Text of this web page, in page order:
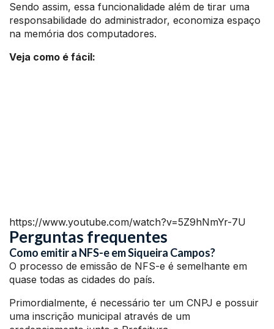
Sendo assim, essa funcionalidade além de tirar uma
responsabilidade do administrador, economiza espaço
na memória dos computadores.
Veja como é fácil:
https://www.youtube.com/watch?v=5Z9hNmYr-7U
Perguntas frequentes
Como emitir a NFS-e em Siqueira Campos?
O processo de emissão de NFS-e é semelhante em
quase todas as cidades do país.
Primordialmente, é necessário ter um CNPJ e possuir
uma inscrição municipal através de um